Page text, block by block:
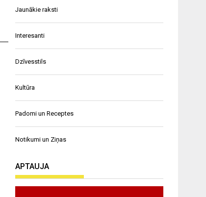
Jaunākie raksti
Interesanti
Dzīvesstils
Kultūra
Padomi un Receptes
Notikumi un Ziņas
APTAUJA